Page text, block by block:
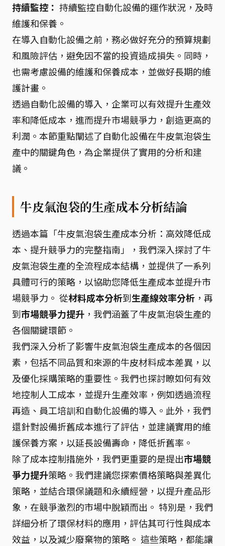
持續監控： 持續監控自動化設備的運作狀況，及時
維護和保養。
在導入自動化設備之前，務必做好充分的預算規劃
和風險評估，避免因不當的投資造成損失。同時，
也需考慮設備的維護和保養成本，並做好長期的維
護計畫。
透過自動化設備的導入，企業可以有效提升生產效
率和降低成本，進而提升市場競爭力，創造更高的
利潤。本節重點闡述了自動化設備在牛皮氣泡袋生
產中的關鍵角色，為企業提供了實用的分析和建
議。
牛皮氣泡袋的生產成本分析結論
透過本篇「牛皮氣泡袋生產成本分析：高效降低成
本、提升競爭力的完整指南」，我們深入探討了牛
皮氣泡袋生產的全流程成本結構，並提供了一系列
具體可行的策略，以協助您降低生產成本並提升市
場競爭力。 從材料成本分析到生產線效率分析 ，再
到市場競爭力提升 ，我們涵蓋了牛皮氣泡袋生產的
各個關鍵環節。
我們深入分析了影響牛皮氣泡袋生產成本的各個因
素，包括不同品質和來源的牛皮材料成本差異，以
及優化採購策略的重要性。我們也探討瞭如何有效
地控制人工成本，並提升生產效率，例如透過流程
再造、員工培訓和自動化設備的導入。此外，我們
還針對設備折舊成本進行了評估，並建議實用的維
護保養方案，以延長設備壽命，降低折舊率。
除了成本控制措施外，我們更重要的是提出市場競
爭力提升策略。我們建議您探索價格策略與差異化
策略，並結合環保議題和永續經營，以提升產品形
象，在競爭激烈的市場中脫穎而出。 特別是，我們
詳細分析了環保材料的應用，評估其可行性與成本
效益，以及減少廢棄物的策略。 這些策略，都能讓